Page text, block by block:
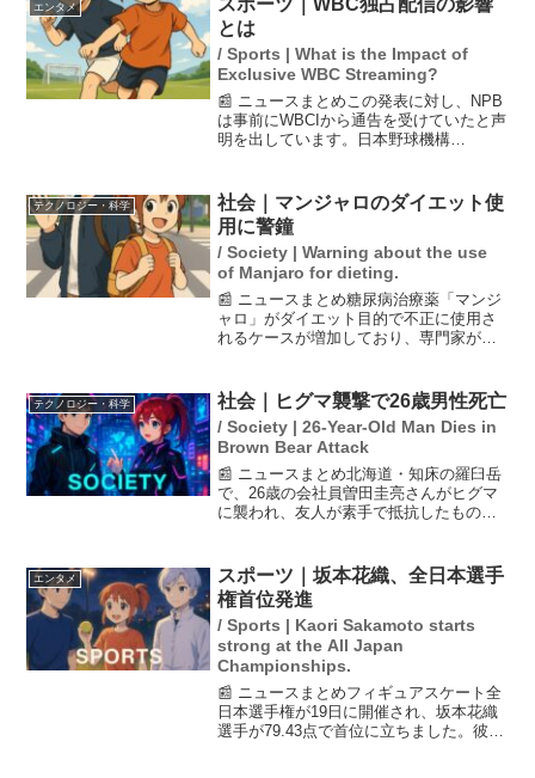
エンタメ
スポーツ｜WBC独占配信の影響
とは
/ Sports | What is the Impact of
Exclusive WBC Streaming?
📰 ニュースまとめこの発表に対し、NPB
は事前にWBCIから通告を受けていたと声
明を出しています。日本野球機構
（WBC）の日本国内における独占配信
を、米動画配信サービ...
テクノロジー・科学
社会｜マンジャロのダイエット使
用に警鐘
/ Society | Warning about the use
of Manjaro for dieting.
📰 ニュースまとめ糖尿病治療薬「マンジ
ャロ」がダイエット目的で不正に使用さ
れるケースが増加しており、専門家がそ
ャロの耐性や依存の問題、さらにはリバ
ウンドによる過剰な食欲が...
テクノロジー・科学 社会｜ヒグマ襲撃で26歳男性死亡
/ Society | 26-Year-Old Man Dies in
Brown Bear Attack
📰 ニュースまとめ北海道・知床の羅臼岳
で、26歳の会社員曽田圭亮さんがヒグマ
に襲われ、友人が素手で抵抗したものの
れ、遺体が発見されました。この事件
は、クマが出没する地域...
エンタメ
スポーツ｜坂本花織、全日本選手
権首位発進
/ Sports | Kaori Sakamoto starts
strong at the All Japan
Championships.
📰 ニュースまとめフィギュアスケート全
日本選手権が19日に開催され、坂本花織
選手が79.43点で首位に立ちました。彼女